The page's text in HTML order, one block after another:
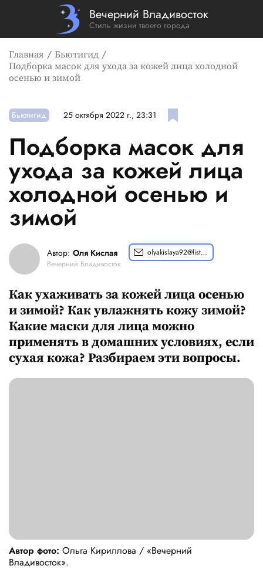
Вечерний Владивосток
Стиль жизни твоего города
Главная
Бьютигид
Подборка масок для ухода за кожей лица холодной
осенью и зимой
Бьютигид 25 октября 2022 г., 23:31
Подборка масок для
ухода за кожей лица
холодной осенью и
зимой
Автор: Оля Кислая
Вечерний Владивосток
olyakislaya92@list.ru
Как ухаживать за кожей лица осенью
и зимой? Как увлажнять кожу зимой?
Какие маски для лица можно
применять в домашних условиях, если
сухая кожа? Разбираем эти вопросы.
Автор фото: Ольга Кириллова / «Вечерний
Владивосток».